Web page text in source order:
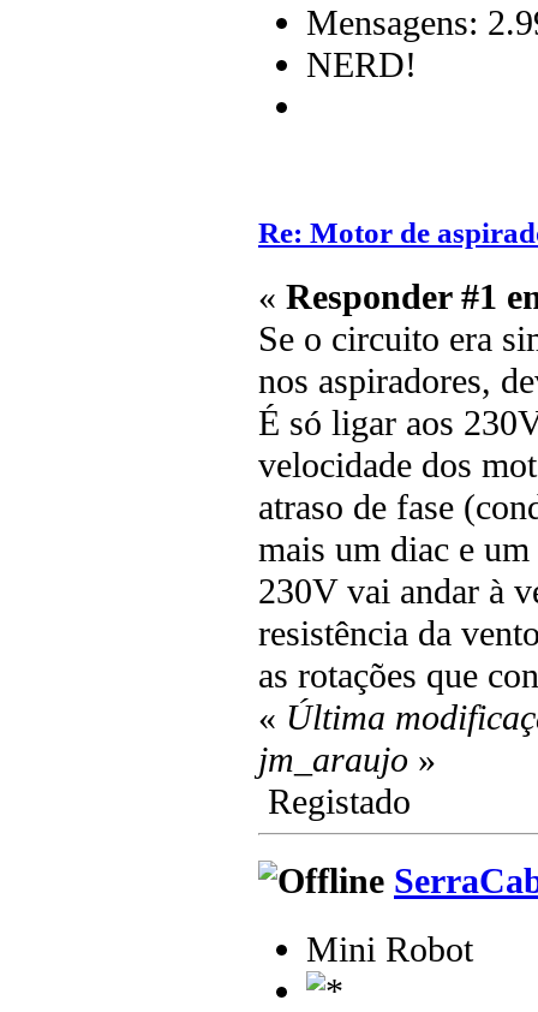
Mensagens:
NERD!
Re: Motor de
« Responder #1
Se o circuito era
nos aspiradores,
É só ligar aos
velocidade dos
atraso de fase
mais um diac e um
230V vai andar à
resistência da
as rotações que
« Última
jm_araujo »
Registado
Mini Robot